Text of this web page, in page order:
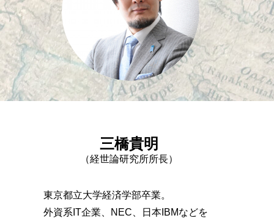
三橋貴明
（経世論研究所所長）
東京都立大学経済学部卒業。
外資系IT企業、NEC、日本IBMなどを